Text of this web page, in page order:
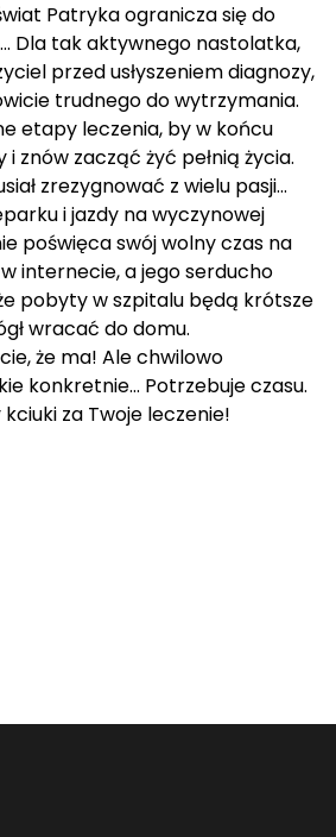
Patryka ogranicza się do
Dla tak aktywnego nastolatka,
przed usłyszeniem diagnozy,
trudnego do wytrzymania.
etapy leczenia, by w końcu
znów zacząć żyć pełnią życia.
zrezygnować z wielu pasji...
i jazdy na wyczynowej
poświęca swój wolny czas na
internecie, a jego serducho
pobyty w szpitalu będą krótsze
wracać do domu.
że ma! Ale chwilowo
konkretnie... Potrzebuje czasu.
za Twoje leczenie!